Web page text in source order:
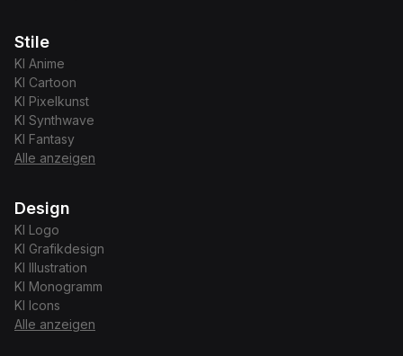
Stile
KI Anime
KI Cartoon
KI Pixelkunst
KI Synthwave
KI Fantasy
Alle anzeigen
Design
KI Logo
KI Grafikdesign
KI
Illustration
KI Monogramm
KI
Icons
Alle anzeigen